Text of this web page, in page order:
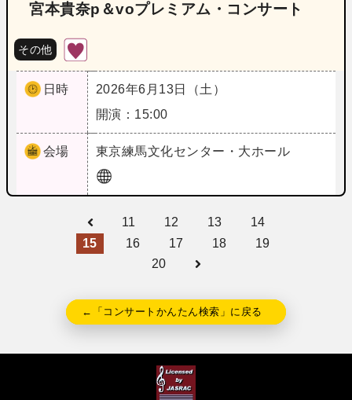
宮本貴奈p＆voプレミアム・コンサート
その他
日時
2026年6月13日（土）
開演：15:00
会場 東京練馬文化センター・大ホール
11 12 13
14
15
16 17 18
19
20
←「コンサートかんたん検索」に戻る